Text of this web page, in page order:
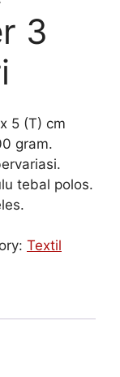
3
5 (T) cm
gram.
tebal polos.
Textil